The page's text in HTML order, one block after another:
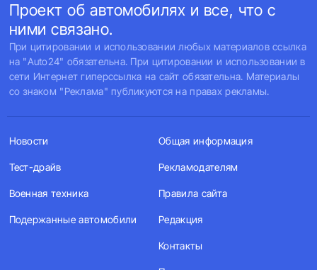
Проект об автомобилях и все, что с
ними связано.
При цитировании и использовании любых материалов ссылка
на "Auto24" обязательна. При цитировании и использовании в
сети Интернет гиперссылка на сайт обязательна. Материалы
со знаком "Реклама" публикуются на правах рекламы.
Новости
Тест-драйв
Военная техника
Подержанные автомобили
Общая информация
Рекламодателям
Правила сайта
Редакция
Контакты